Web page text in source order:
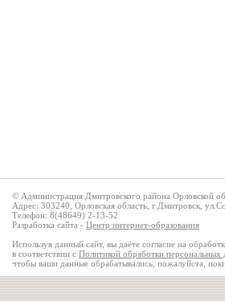
© Администрация Дмитровского района Орловской
Адрес: 303240, Орловская область, г.Дмитровск,
Телефон: 8(48649) 2-13-52
Разработка сайта - Центр интернет-образования
Используя данный сайт, вы даёте согласие на
в соответствии с Политикой обработки персональных
чтобы ваши данные обрабатывались, пожалуйста,